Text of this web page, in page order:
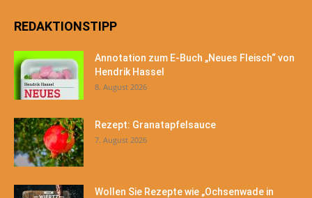
REDAKTIONSTIPP
Annotation zum E-Buch „Neues Fleisch“ von
Hendrik Hassel
8. August 2026
Rezept: Granatapfelsauce
7. August 2026
Wollen Sie Rezepte wie „Ochsenwade in